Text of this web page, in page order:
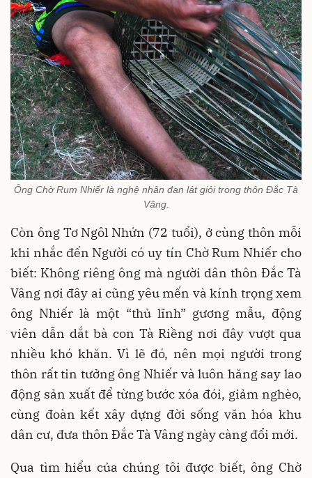
Ông Chờ Rum Nhiếr là nghệ nhân đan lát giỏi trong thôn Đắc Tà
Vâng.
Còn ông Tơ Ngôl Nhứn (72 tuổi), ở cùng thôn mỗi
khi nhắc đến Người có uy tín Chờ Rum Nhiếr cho
biết: Không riêng ông mà người dân thôn Đắc Tà
Vâng nơi đây ai cũng yêu mến và kính trọng xem
ông Nhiếr là một “thủ lĩnh” gương mẫu, động
viên dẫn dắt bà con Tà Riềng nơi đây vượt qua
nhiều khó khăn. Vì lẽ đó, nên mọi người trong
thôn rất tin tưởng ông Nhiếr và luôn hăng say lao
động sản xuất để từng bước xóa đói, giảm nghèo,
cùng đoàn kết xây dựng đời sống văn hóa khu
dân cư, đưa thôn Đắc Tà Vâng ngày càng đổi mới.
Qua tìm hiểu của chúng tôi được biết, ông Chờ